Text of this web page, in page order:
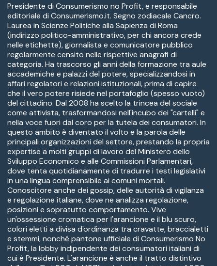
Presidente di Consumerismo no Profit, e responsabile
editoriale di Consumerismo.it. Segno zodiacale Cancro.
Laurea in Scienze Politiche alla Sapienza di Roma
(indirizzo politico-amministrativo, per chi ancora crede
nelle etichette), giornalista e comunicatore pubblico
regolarmente censito nelle rispettive anagrafi di
categoria. Ha trascorso gli anni della formazione tra aule
accademiche e palazzi del potere, specializzandosi in
affari regolatori e relazioni istituzionali, prima di capire
che il vero potere risiede nel portafoglio (spesso vuoto)
del cittadino. Dal 2008 ha scelto la trincea del sociale
come attivista, trasformandosi nell'incubo dei "cartelli" e
nella voce fuori dal coro per la tutela dei consumatori. In
questo ambito è diventato il volto e la parola delle
principali organizzazioni del settore, prestando la propria
expertise a molti gruppi di lavoro del Ministero dello
Sviluppo Economico e alle Commissioni Parlamentari,
dove tenta quotidianamente di tradurre i testi legislativi
in una lingua comprensibile ai comuni mortali.
Conoscitore anche dei gossip, delle autorità di vigilanza
e regolazione italiane, dove ne analizza regolazione,
posizioni e sopratutto comportamento. Vive
un'ossessione cromatica per l'arancione e il blu scuro,
colori eletti a divisa d'ordinanza tra cravatte, braccialetti
e stemmi, nonché pantone ufficiale di Consumerismo No
Profit, la lobby indipendente dei consumatori italiani di
cui è Presidente. L'arancione è anche il tratto distintivo